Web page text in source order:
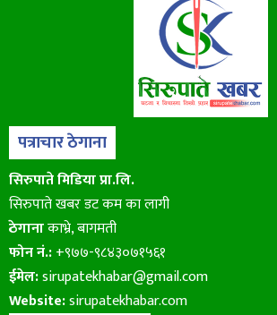
पत्राचार ठेगाना
सिरुपाते मिडिया प्रा.लि.
सिरुपाते खबर डट कम का लागी
ठेगानाकाभ्रे, बागमती
फोन नं.:+९७७-९८४३०७१५६१
ईमेल:sirupatekhabar@gmail.com
Website:sirupatekhabar.com